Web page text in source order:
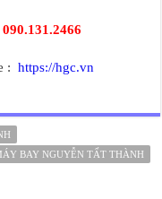
: https://hgc.vn
BAY NGUYỄN TẤT THÀNH